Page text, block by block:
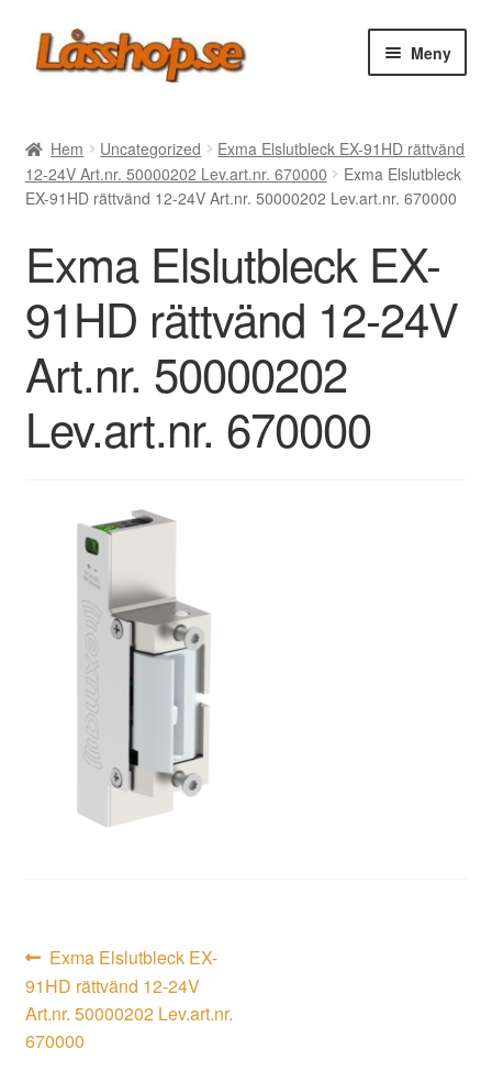
Hoppa
till
Hoppa
till
Meny
Rea
Villkor
Vanliga frågor
Forum/Manualer/Råd
Support
Hem Uncategorized
Exma Elslutbleck EX-91HD rättvänd
12-24V Art.nr. 50000202 Lev.art.nr. 670000
Exma Elslutbleck
EX-91HD rättvänd 12-24V Art.nr. 50000202 Lev.art.nr. 670000
Exma Elslutbleck EX-
91HD rättvänd 12-24V
Art.nr. 50000202
Lev.art.nr. 670000
Inläggsnavigering
Föregående
inlägg:
Exma Elslutbleck EX-
91HD rättvänd 12-24V
Art.nr. 50000202 Lev.art.nr.
670000